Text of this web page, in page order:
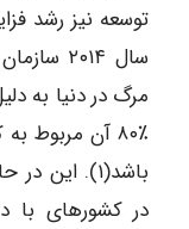
توسعه نیز رشد
مرگ در دنیا به
٪۸۰ آن
باشد(۱).
در کشورهای با